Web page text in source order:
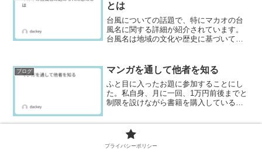
とは
台風についての話題で、特にマカオの台
風名に関する詳細が紹介されています。
台風名は地域の文化や歴史に基づいてお
景を調査することで、マカオ独自の文化
が浮かび上がります。
ブログ マンガを通して他者を知る
ふと目に入ったお題に参加することにし
た。私自身、月に一回、1万円前後までと
制限を設けながら書籍を購入している。
か、思ったより難しくて周辺知識がない
と読めないな〜と気持ちが本を読む上で
影響してしまう。もちろ...
幼いころの記憶と書籍
プライバシーポリシー